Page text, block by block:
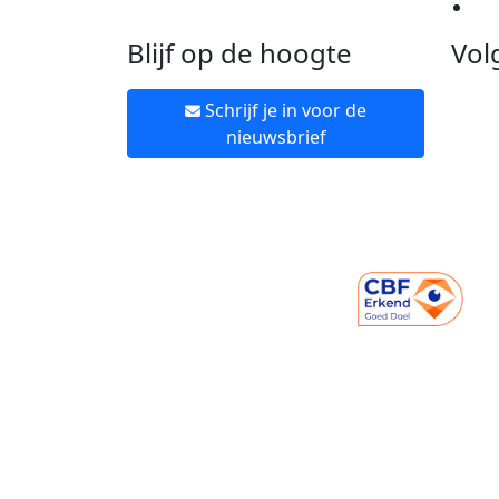
Blijf op de hoogte
Schrijf je in voor de
nieuwsbrief